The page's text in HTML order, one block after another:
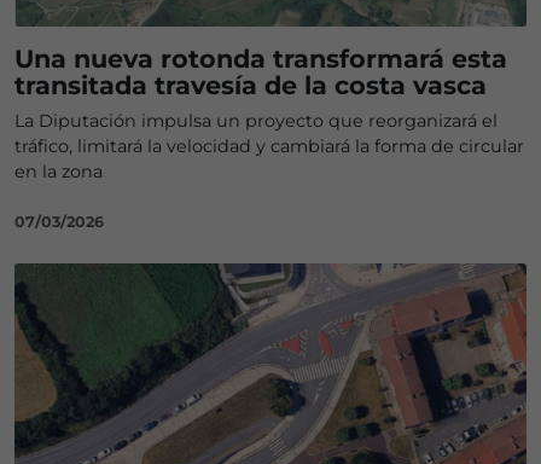
Una nueva rotonda transformará esta
transitada travesía de la costa vasca
La Diputación impulsa un proyecto que reorganizará el
tráfico, limitará la velocidad y cambiará la forma de circular
en la zona
07/03/2026